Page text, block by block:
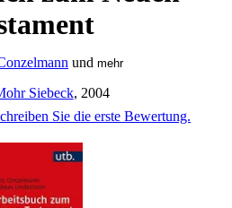
und mehr
Siebeck, 2004
Sie die erste Bewertung.